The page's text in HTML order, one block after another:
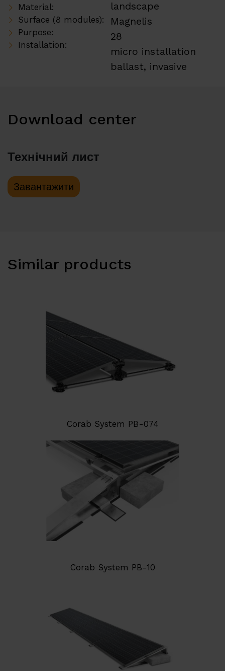
Material:
Surface (8 modules):
Purpose:
Installation:
landscape
Magnelis
28
micro installation
ballast, invasive
Download center
Технічний лист
Завантажити
Similar products
Corab System PB-074
Corab System PB-10